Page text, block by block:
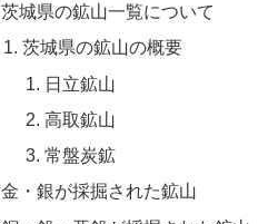
茨城県の鉱山一覧について
茨城県の鉱山の概要
日立鉱山
高取鉱山
常盤炭鉱
金・銀が採掘された鉱山